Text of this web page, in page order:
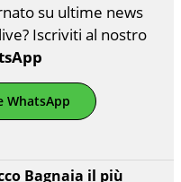
Bagnaia il più
su ultime news
Iscriviti al nostro
WhatsApp